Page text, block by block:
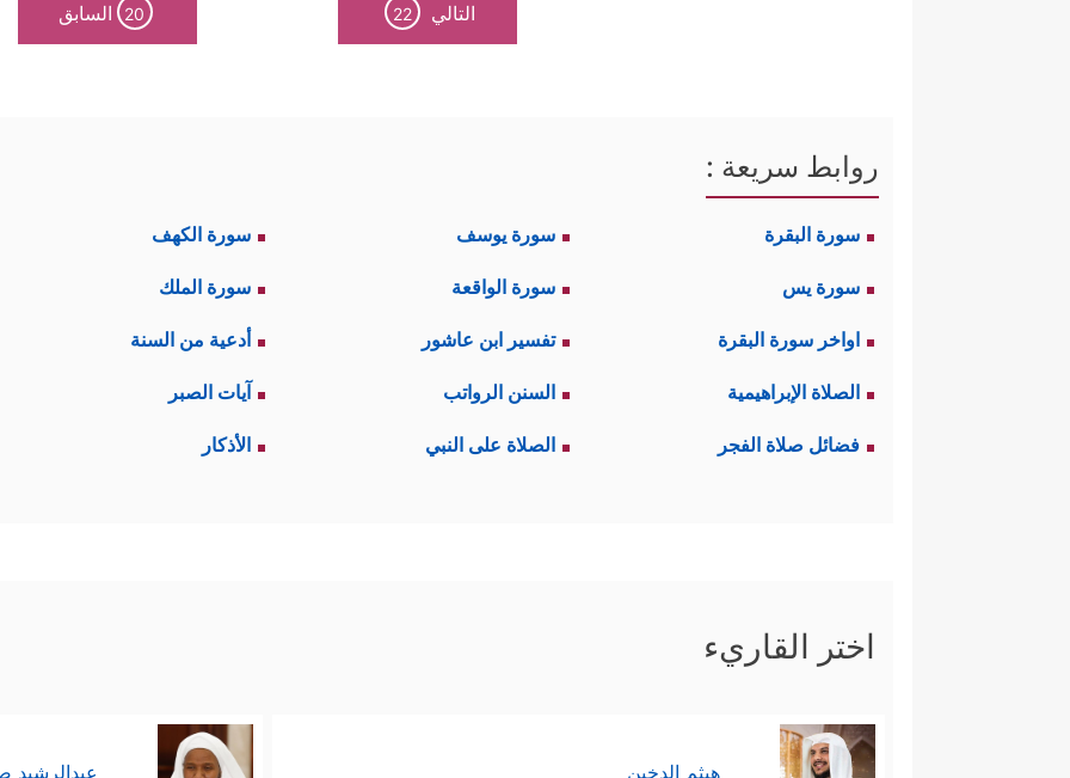
التالي 22
20 السابق
روابط سريعة :
سورة البقرة سورة يوسف سورة الكهف
سورة يس سورة الواقعة سورة الملك
اواخر سورة البقرة تفسير ابن عاشور أدعية من السنة
الصلاة الإبراهيمية السنن الرواتب آيات الصبر
فضائل صلاة الفجر الصلاة على النبي الأذكار
اختر القاريء
هيثم الدخين عبدالرشيد